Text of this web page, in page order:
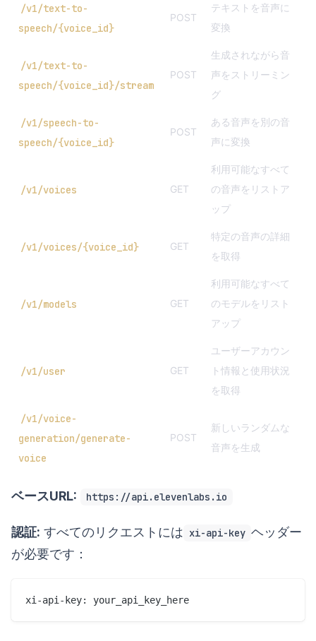
/v1/text-to-
speech/{voice_id}
POST
テキストを音声に
変換
/v1/text-to-
speech/{voice_id}/stream
POST
生成されながら音
声をストリーミン
グ
/v1/speech-to-
speech/{voice_id}
POST
ある音声を別の音
声に変換
/v1/voices GET
利用可能なすべて
の音声をリストア
ップ
/v1/voices/{voice_id} GET
特定の音声の詳細
を取得
/v1/models GET
利用可能なすべて
のモデルをリスト
アップ
/v1/user GET
ユーザーアカウン
ト情報と使用状況
を取得
/v1/voice-
generation/generate-
voice
POST
新しいランダムな
音声を生成
ベースURL: https://api.elevenlabs.io
認証: すべてのリクエストには xi-api-key ヘッダー
が必要です：